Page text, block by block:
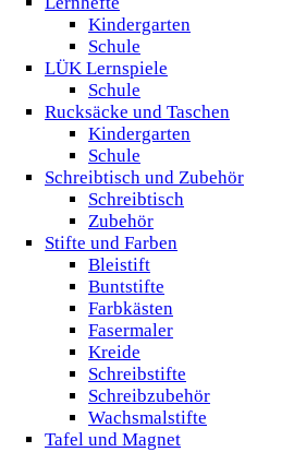
Kindergarten
Schule
LÜK Lernspiele
Schule
Rucksäcke und Taschen
Kindergarten
Schule
Schreibtisch und Zubehör
Schreibtisch
Zubehör
Stifte und Farben
Bleistift
Buntstifte
Farbkästen
Fasermaler
Kreide
Schreibstifte
Schreibzubehör
Wachsmalstifte
Tafel und Magnet